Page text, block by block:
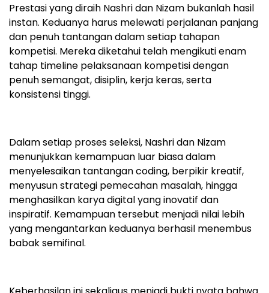
Prestasi yang diraih Nashri dan Nizam bukanlah hasil
instan. Keduanya harus melewati perjalanan panjang
dan penuh tantangan dalam setiap tahapan
kompetisi. Mereka diketahui telah mengikuti enam
tahap timeline pelaksanaan kompetisi dengan
penuh semangat, disiplin, kerja keras, serta
konsistensi tinggi.
Dalam setiap proses seleksi, Nashri dan Nizam
menunjukkan kemampuan luar biasa dalam
menyelesaikan tantangan coding, berpikir kreatif,
menyusun strategi pemecahan masalah, hingga
menghasilkan karya digital yang inovatif dan
inspiratif. Kemampuan tersebut menjadi nilai lebih
yang mengantarkan keduanya berhasil menembus
babak semifinal.